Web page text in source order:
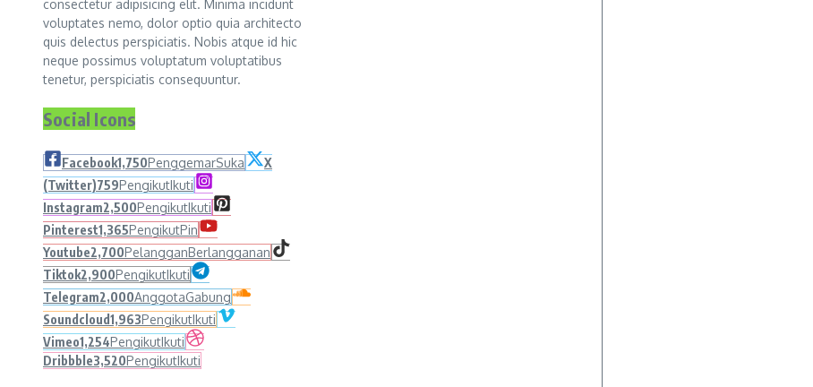
consectetur adipisicing elit. Minima incidunt
voluptates nemo, dolor optio quia architecto
quis delectus perspiciatis. Nobis atque id hic
neque possimus voluptatum voluptatibus
tenetur, perspiciatis consequuntur.
Social Icons
Facebook1,750PenggemarSuka
X
(Twitter)759PengikutIkuti
Instagram2,500PengikutIkuti
Pinterest1,365PengikutPin
Youtube2,700PelangganBerlangganan
Tiktok2,900PengikutIkuti
Telegram2,000AnggotaGabung
Soundcloud1,963PengikutIkuti
Vimeo1,254PengikutIkuti
Dribbble3,520PengikutIkuti